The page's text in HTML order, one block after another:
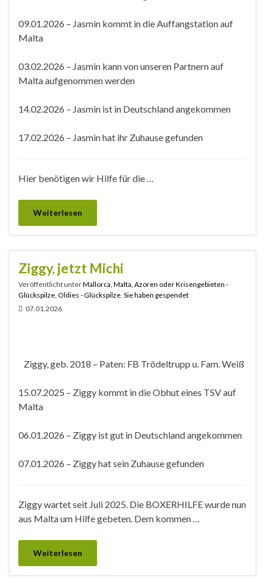
09.01.2026 – Jasmin kommt in die Auffangstation auf
Malta
03.02.2026 – Jasmin kann von unseren Partnern auf
Malta aufgenommen werden
14.02.2026 – Jasmin ist in Deutschland angekommen
17.02.2026 – Jasmin hat ihr Zuhause gefunden
Hier benötigen wir Hilfe für die …
Weiterlesen
Ziggy, jetzt Michi
Veröffentlicht unterMallorca, Malta, Azoren oder Krisengebieten -
Glückspilze Oldies - Glückspilze Sie haben gespendet
07.01.2026
Ziggy, geb. 2018 – Paten: FB Trödeltrupp u. Fam. Weiß
15.07.2025 – Ziggy kommt in die Obhut eines TSV auf
Malta
06.01.2026 – Ziggy ist gut in Deutschland angekommen
07.01.2026 – Ziggy hat sein Zuhause gefunden
Ziggy wartet seit Juli 2025. Die BOXERHILFE wurde nun
aus Malta um Hilfe gebeten. Dem kommen …
Weiterlesen